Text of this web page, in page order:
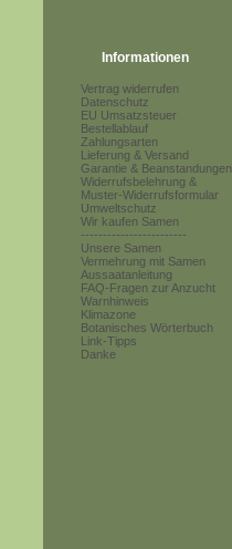
Informationen
Vertrag widerrufen
Datenschutz
EU Umsatzsteuer
Bestellablauf
Zahlungsarten
Lieferung & Versand
Garantie & Beanstandungen
Widerrufsbelehrung &
Muster-Widerrufsformular
Umweltschutz
Wir kaufen Samen
------------------------
Unsere Samen
Vermehrung mit Samen
Aussaatanleitung
FAQ-Fragen zur Anzucht
Warnhinweis
Klimazone
Botanisches Wörterbuch
Link-Tipps
Danke